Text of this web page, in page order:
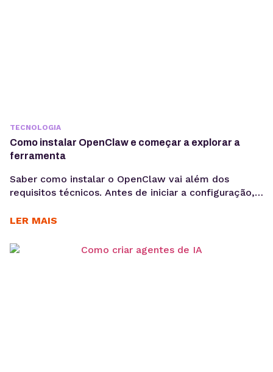
TECNOLOGIA
Como instalar OpenClaw e começar a explorar a
ferramenta
Saber como instalar o OpenClaw vai além dos
requisitos técnicos. Antes de iniciar a configuração,
casos de uso e como a ferramenta pode contribuir
OpenClaw centraliza a criação e operação de
LER MAIS